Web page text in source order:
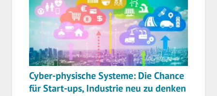
Cyber-physische Systeme: Die Chance
für Start-ups, Industrie neu zu denken